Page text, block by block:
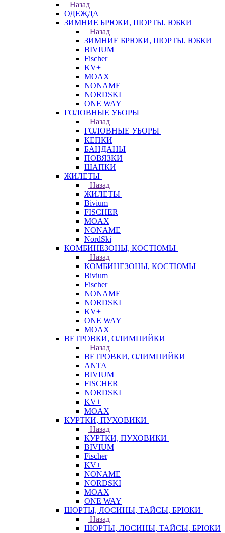
Назад
ОДЕЖДА
ЗИМНИЕ БРЮКИ, ШОРТЫ. ЮБКИ
Назад
ЗИМНИЕ БРЮКИ, ШОРТЫ. ЮБКИ
BIVIUM
Fischer
KV+
MOAX
NONAME
NORDSKI
ONE WAY
ГОЛОВНЫЕ УБОРЫ
Назад
ГОЛОВНЫЕ УБОРЫ
КЕПКИ
БАНДАНЫ
ПОВЯЗКИ
ШАПКИ
ЖИЛЕТЫ
Назад
ЖИЛЕТЫ
Bivium
FISCHER
MOAX
NONAME
NordSki
КОМБИНЕЗОНЫ, КОСТЮМЫ
Назад
КОМБИНЕЗОНЫ, КОСТЮМЫ
Bivium
Fischer
NONAME
NORDSKI
KV+
ONE WAY
MOAX
ВЕТРОВКИ, ОЛИМПИЙКИ
Назад
ВЕТРОВКИ, ОЛИМПИЙКИ
ANTA
BIVIUM
FISCHER
NORDSKI
KV+
MOAX
КУРТКИ, ПУХОВИКИ
Назад
КУРТКИ, ПУХОВИКИ
BIVIUM
Fischer
KV+
NONAME
NORDSKI
MOAX
ONE WAY
ШОРТЫ, ЛОСИНЫ, ТАЙСЫ, БРЮКИ
Назад
ШОРТЫ, ЛОСИНЫ, ТАЙСЫ, БРЮКИ